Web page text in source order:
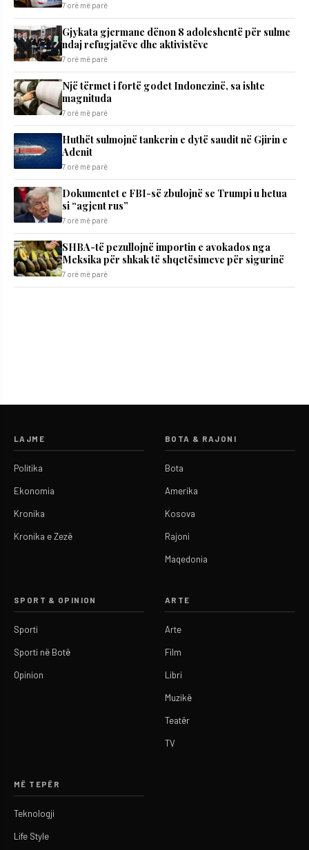
7 orë më parë
Gjykata gjermane dënon 8 adoleshentë për sulme
ndaj refugjatëve dhe aktivistëve
7 orë më parë
Një tërmet i fortë godet Indonezinë, sa ishte
magnituda
7 orë më parë
Huthët sulmojnë tankerin e dytë saudit në Gjirin e
Adenit
7 orë më parë
Dokumentet e FBI-së zbulojnë se Trumpi u hetua
si “agjent rus”
7 orë më parë
SHBA-të pezullojnë importin e avokados nga
Meksika për shkak të shqetësimeve për sigurinë
7 orë më parë
LAJME
Politika
Ekonomia
Kronika
Kronika e Zezë
BOTA & RAJONI
Bota
Amerika
Kosova
Rajoni
Maqedonia
SPORT & OPINION
Sporti
Sporti në Botë
Opinion
ARTE
Arte
Film
Libri
Muzikë
Teatër
TV
MË TEPËR
Teknologji
Life Style